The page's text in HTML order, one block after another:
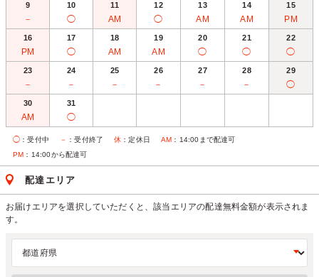
9
－
10
◯
11
AM
12
◯
13
AM
14
AM
15
PM
16
PM
17
◯
18
AM
19
AM
20
◯
21
◯
22
◯
23
－
24
－
25
－
26
－
27
－
28
－
29
◯
30
AM
31
◯
◯ ：受付中 － ：受付終了 休 ：定休日 AM ：14:00まで配達可
PM ：14:00から配達可
配達エリア
お届けエリアを選択していただくと、該当エリアの配達無料金額が表示されま
す。